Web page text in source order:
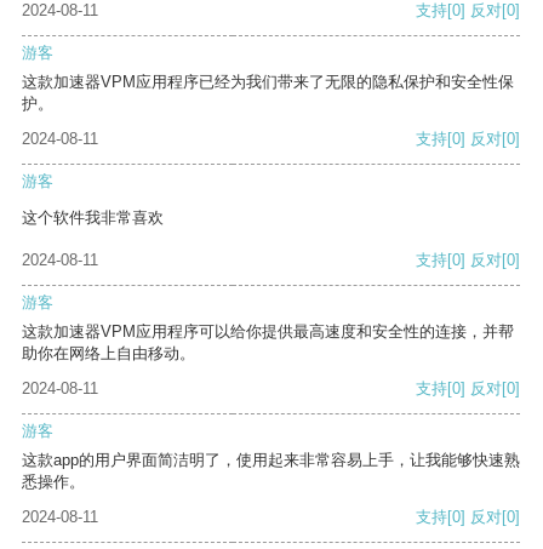
2024-08-11 支持[0] 反对[0]
游客
这款加速器VPM应用程序已经为我们带来了无限的隐私保护和安全性保
护。
2024-08-11
支持[0] 反对[0]
游客
这个软件我非常喜欢
2024-08-11 支持[0] 反对[0]
游客
这款加速器VPM应用程序可以给你提供最高速度和安全性的连接，并帮
助你在网络上自由移动。
2024-08-11
支持[0] 反对[0]
游客
这款app的用户界面简洁明了，使用起来非常容易上手，让我能够快速熟
悉操作。
2024-08-11
支持[0] 反对[0]